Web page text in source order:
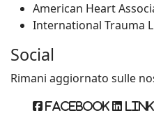
American Heart
International Trauma
Social
Rimani aggiornato sulle
Facebook